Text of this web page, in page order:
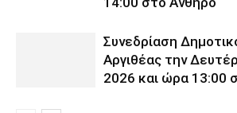
Συνεδρίαση
Αργιθέας την
2026 και ώρα 13:00